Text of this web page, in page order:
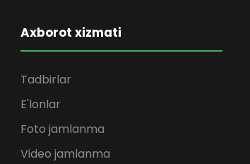
Axborot xizmati
Tadbirlar
E'lonlar
Foto jamlanma
Video jamlanma